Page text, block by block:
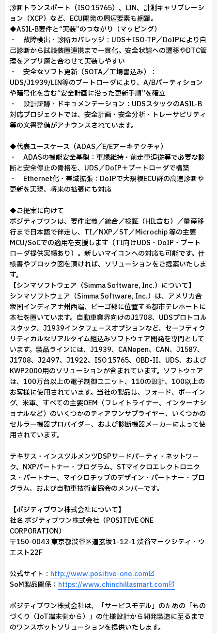
診断トランスポート（ISO 15765）、LIN、計測キャリブレーシ
ョン（XCP）など、ECU開発の周辺要素も網羅。
◆ASIL-B要件と“実装”のつながり（マッピング）
・ 故障検出・診断カバレッジ：UDS＋ISO-TP／DoIPにより自
己診断から試験装置連携まで一貫化。安全状態への遷移やDTC管
理をアプリ層と合わせて実装しやすい
・ 安全なソフト更新（SOTA／工場書込み）：
UDS/J1939/LIN等のブートローダにより、A/Bパーティション
や暗号化を含む“安全計画に沿った更新手順”を確立
・ 設計証跡・ドキュメンテーション：UDSスタックのASIL-B
対応プロジェクトでは、安全計画・安全分析・トレーサビリティ
等の文書整備がアナウンスされています。
◆代表ユースケース（ADAS／E/Eアーキテクチャ）
・ ADASの機能安全基盤：車線維持・前走車追従等で必要な診
断と安全停止の骨格を、UDS／DoIP＋ブートローダで構築
・ Ethernet化・帯域拡張：DoIPで大規模ECU群の高速診断や
更新を実現、将来の拡張にも対応
◆ご提案に向けて
ポジティブワンは、要件定義／統合／検証（HIL含む）／量産移
行まで日本語で伴走し、TI／NXP／ST／Microchip 等の主要
MCU/SoCでの適用を支援します（TI向けUDS・DoIP・ブート
ローダ提供実績あり）。新しいマイコンへの対応も可能です。仕
様書やブロック図を頂ければ、ソリューションをご提案いたしま
す。
【シンマソフトウェア（Simma Software, Inc.）について】
シンマソフトウェア（Simma Software, Inc.）は、アメリカ合
衆国インディアナ州西端、ビーゴ郡に位置する都市テレホートに
本社を置いています。自動車業界向けのJ1708、UDSプロトコル
スタック、J1939インタフェースオプションなど、セーフティク
リティカルなリアルタイム組込みソフトウェア開発を専門として
います。製品ラインには、J1939、CANopen、CAN、J1587、
J1708、J2497、J1922、ISO 15765、OBD-II、UDS、および
KWP2000用のソリューションが含まれています。ソフトウェア
は、100万台以上の電子制御ユニット、110の設計、100以上の
お客様に使用されています。当社の製品は、フォード、ボーイン
グ、米軍、すべての主要OEM（フレイトライナー、インターナシ
ョナルなど）のいくつかのティアワンサプライヤー、いくつかの
セルラー機器プロバイダー、および診断機器メーカーによって使
用されています。
テキサス・インスツルメンツDSPサードパーティ・ネットワー
ク、NXPパートナー・プログラム、STマイクロエレクトロニク
ス・パートナー、マイクロチップのデザイン・パートナー・プロ
グラム、および自動車技術者協会のメンバーです。
【ポジティブワン株式会社について】
社名 ポジティブワン株式会社（POSITIVE ONE
CORPORATION）
〒150-0043 東京都渋谷区道玄坂1-12-1 渋谷マークシティ・ウ
エスト22F
公式サイト： http://www.positive-one.com
SoM製品関係： https://www.chinchillasmart.com
ポジティブワン株式会社は、「サービスモデル」のための「もの
づくり（IoT端末側から）」の仕様設計から開発製造に至るまで
のワンスポットソリューションを提供いたします。